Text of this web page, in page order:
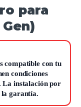
para
compatible con tu
condiciones
La instalación por
la garantía.